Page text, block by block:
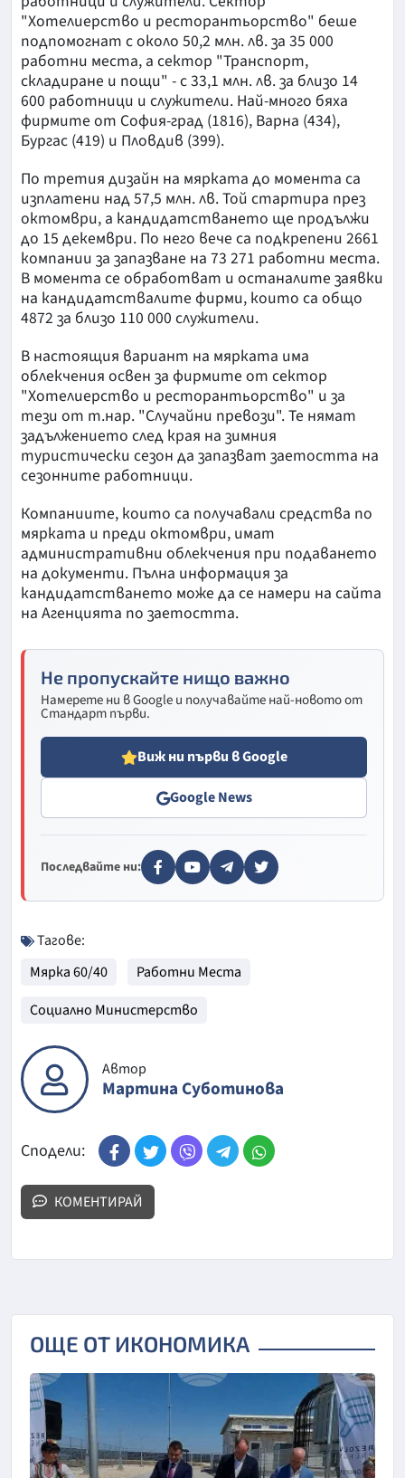
"Хотелиерство и ресторантьорство" беше
подпомогнат с около 50,2 млн. лв. за 35 000
работни места, а сектор "Транспорт,
складиране и пощи" - с 33,1 млн. лв. за близо 14
600 работници и служители. Най-много бяха
фирмите от София-град (1816), Варна (434),
Бургас (419) и Пловдив (399).
По третия дизайн на мярката до момента са
изплатени над 57,5 млн. лв. Той стартира през
октомври, а кандидатстването ще продължи
до 15 декември. По него вече са подкрепени 2661
компании за запазване на 73 271 работни места.
В момента се обработват и останалите заявки
на кандидатствалите фирми, които са общо
4872 за близо 110 000 служители.
В настоящия вариант на мярката има
облекчения освен за фирмите от сектор
"Хотелиерство и ресторантьорство" и за
тези от т.нар. "Случайни превози". Те нямат
задължението след края на зимния
туристически сезон да запазват заетостта на
сезонните работници.
Компаниите, които са получавали средства по
мярката и преди октомври, имат
административни облекчения при подаването
на документи. Пълна информация за
кандидатстването може да се намери на сайта
на Агенцията по заетостта.
Не пропускайте нищо важно
Намерете ни в Google и получавайте най-новото от
Стандарт първи.
Виж ни първи в Google
Google News
Последвайте ни:
Тагове:
Мярка 60/40
Работни Места
Социално Министерство
Автор
Мартина Суботинова
Сподели:
КОМЕНТИРАЙ
ОЩЕ ОТ ИКОНОМИКА